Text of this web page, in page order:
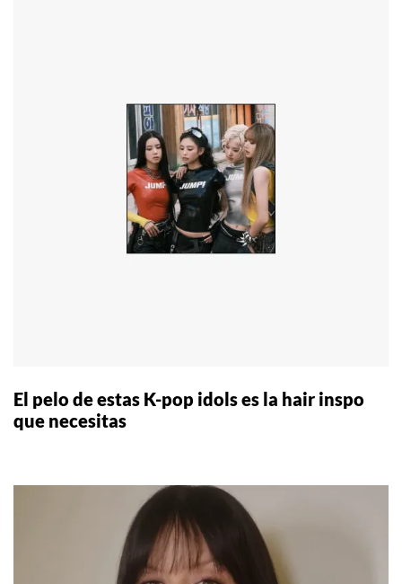
El pelo de estas K-pop idols es la hair inspo
que necesitas